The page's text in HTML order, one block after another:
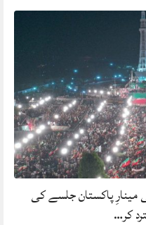
مینارِ پاکستان جلسے کی
کر…